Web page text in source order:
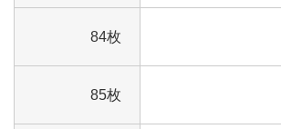
84枚
85枚